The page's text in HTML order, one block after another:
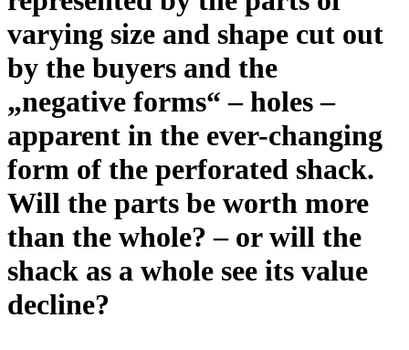
varying size and shape cut out
by the buyers and the
„negative forms“ – holes –
apparent in the ever-changing
form of the perforated shack.
Will the parts be worth more
than the whole? – or will the
shack as a whole see its value
decline?